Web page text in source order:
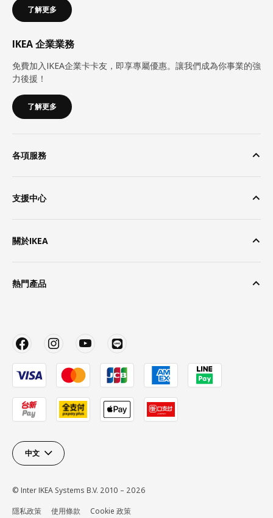
了解更多
IKEA 企業業務
免費加入IKEA企業卡卡友，即享專屬優惠。讓我們成為你事業的強
力後援！
了解更多
各項服務
支援中心
關於IKEA
熱門產品
中文
© Inter IKEA Systems B.V. 2010 – 2026
隱私政策
使用條款 Cookie 政策